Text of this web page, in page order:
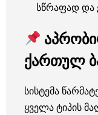
სწრაფად და
ქართულ
სისტემა
ყველა ტიპის